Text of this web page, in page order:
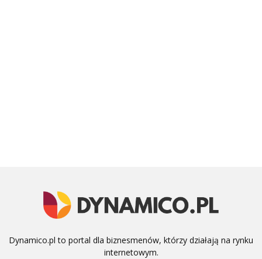
Dynamico.pl to portal dla biznesmenów, którzy działają na rynku
internetowym.